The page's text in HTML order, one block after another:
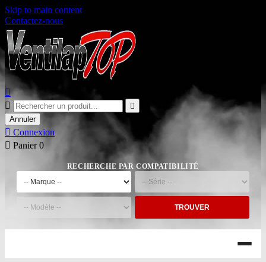
Skip to main content
Contactez-nous



Annuler
 Connexion
 Panier 0
RECHERCHE PAR COMPATIBILITÉ
TROUVER